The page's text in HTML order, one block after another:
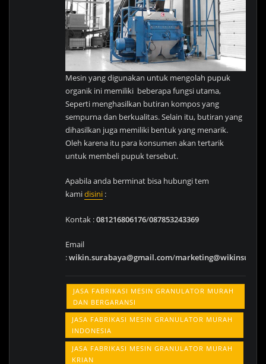
Mesin yang digunakan untuk mengolah pupuk
organik ini memiliki beberapa fungsi utama,
Seperti menghasilkan butiran kompos yang
sempurna dan berkualitas. Selain itu, butiran yang
dihasilkan juga memiliki bentuk yang menarik.
Oleh karena itu para konsumen akan tertarik
untuk membeli pupuk tersebut.
Apabila anda berminat bisa hubungi tem
kamidisini :
Kontak :081216806176/087853243369
Email
:wikin.surabaya@gmail.com/
JASA FABRIKASI MESIN GRANULATOR MURAH
DAN BERGARANSI
JASA FABRIKASI MESIN GRANULATOR MURAH
INDONESIA
JASA FABRIKASI MESIN GRANULATOR MURAH
KRIAN